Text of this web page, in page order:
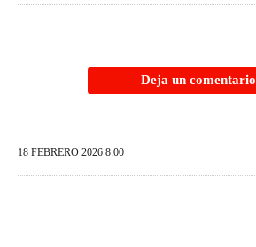
Deja un comentario
18 FEBRERO 2026 8:00